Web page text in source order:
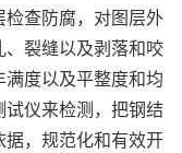
查防腐，对图层外
裂缝以及剥落和咬
度以及平整度和均
仪来检测，把钢结
，规范化和有效开